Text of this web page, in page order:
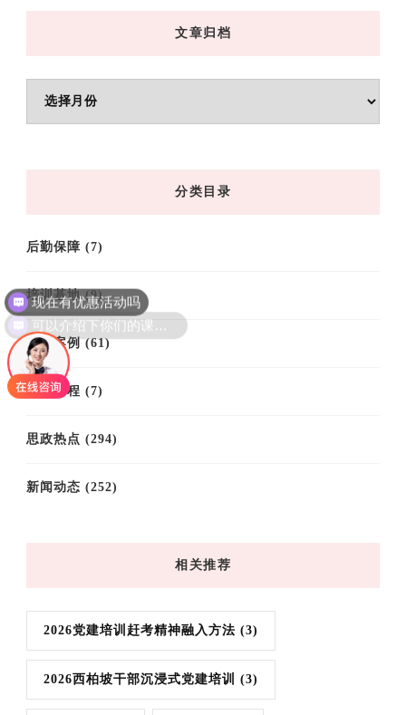
文章归档
分类目录
后勤保障 (7)
培训基地(9)
培训案例(61)
培训课程 (7)
思政热点 (294)
新闻动态 (252)
相关推荐
2026党建培训赶考精神融入方法 (3)
2026西柏坡干部沉浸式党建培训 (3)
可以介绍下你们的课程吗？